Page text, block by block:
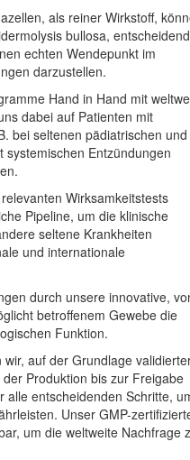
als reiner Wirkstoff,
bullosa, entscheidend
echten Wendepunkt im
darzustellen.
Hand in Hand mit
dabei auf Patienten mit
bei seltenen pädiatrischen und
Entzündungen
Wirksamkeitstests
Pipeline, um die klinische
seltene Krankheiten
und internationale
durch unsere innovative,
betroffenem Gewebe die
Funktion.
auf der Grundlage
Produktion bis zur Freigabe
alle entscheidenden Schritte,
Unser GMP-
um die weltweite Nachfrage